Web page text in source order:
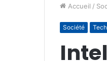
Accueil /
Société